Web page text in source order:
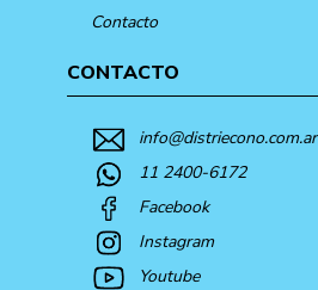
Contacto
CONTACTO
info@distriecono.com.ar
11 2400-6172
Facebook
Instagram
Youtube